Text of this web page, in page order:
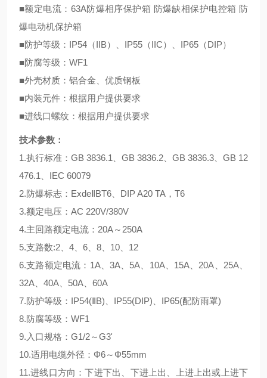
■额定电流：63A防爆相序保护箱 防爆缺相保护电控箱 防
爆电动机保护箱
■防护等级：IP54（IIB）、IP55（IIC）、IP65（DIP）
■防腐等级：WF1
■外壳材质：铝合金、优质钢板
■内装元件：根据用户提供要求
■进线口螺纹：根据用户提供要求
技术参数：
1.执行标准：GB 3836.1、GB 3836.2、GB 3836.3、GB 12
476.1、IEC 60079
2.防爆标志：ExdeⅡBT6、DIP A20 TA，T6
3.额定电压：AC 220V/380V
4.主回路额定电流：20A～250A
5.支路数:2、4、6、8、10、12
6.支路额定电流：1A、3A、5A、10A、15A、20A、25A、
32A、40A、50A、60A
7.防护等级：IP54(ⅡB)、IP55(DIP)、IP65(配防雨罩)
8.防腐等级：WF1
9.入口规格：G1/2～G3'
10.适用电缆外径：Φ6～Φ55mm
11.进线口方向：下进下出、下进上出、上进上出或上进下